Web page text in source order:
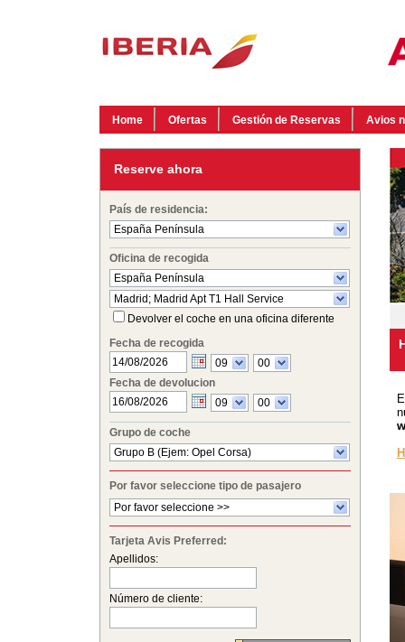
Home Ofertas Gestión de Reservas
Avios
Reserve ahora
País de residencia:
España Península
Oficina de recogida
España Península
Madrid; Madrid Apt T1 Hall Service
Devolver el coche en una oficina diferente
Fecha de recogida
09
00
Fecha de devolucion
09
00
Grupo de coche
Grupo B (Ejem: Opel Corsa)
Por favor seleccione tipo de pasajero
Por favor seleccione >>
Tarjeta Avis Preferred:
Apellidos:
Número de cliente: